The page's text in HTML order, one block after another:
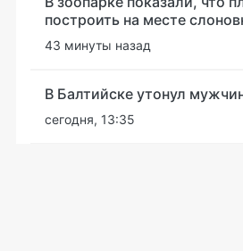
построить на месте
43 минуты назад
В Балтийске утонул
сегодня, 13:35